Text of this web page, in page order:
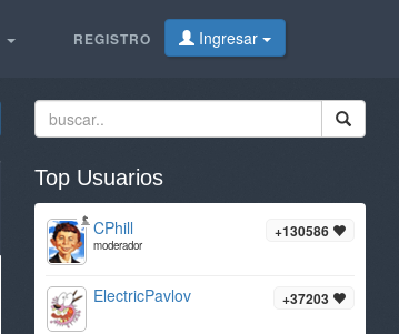
REGISTRO Ingresar
Top Usuarios
+130586
CPhill
moderador
+37203
ElectricPavlov